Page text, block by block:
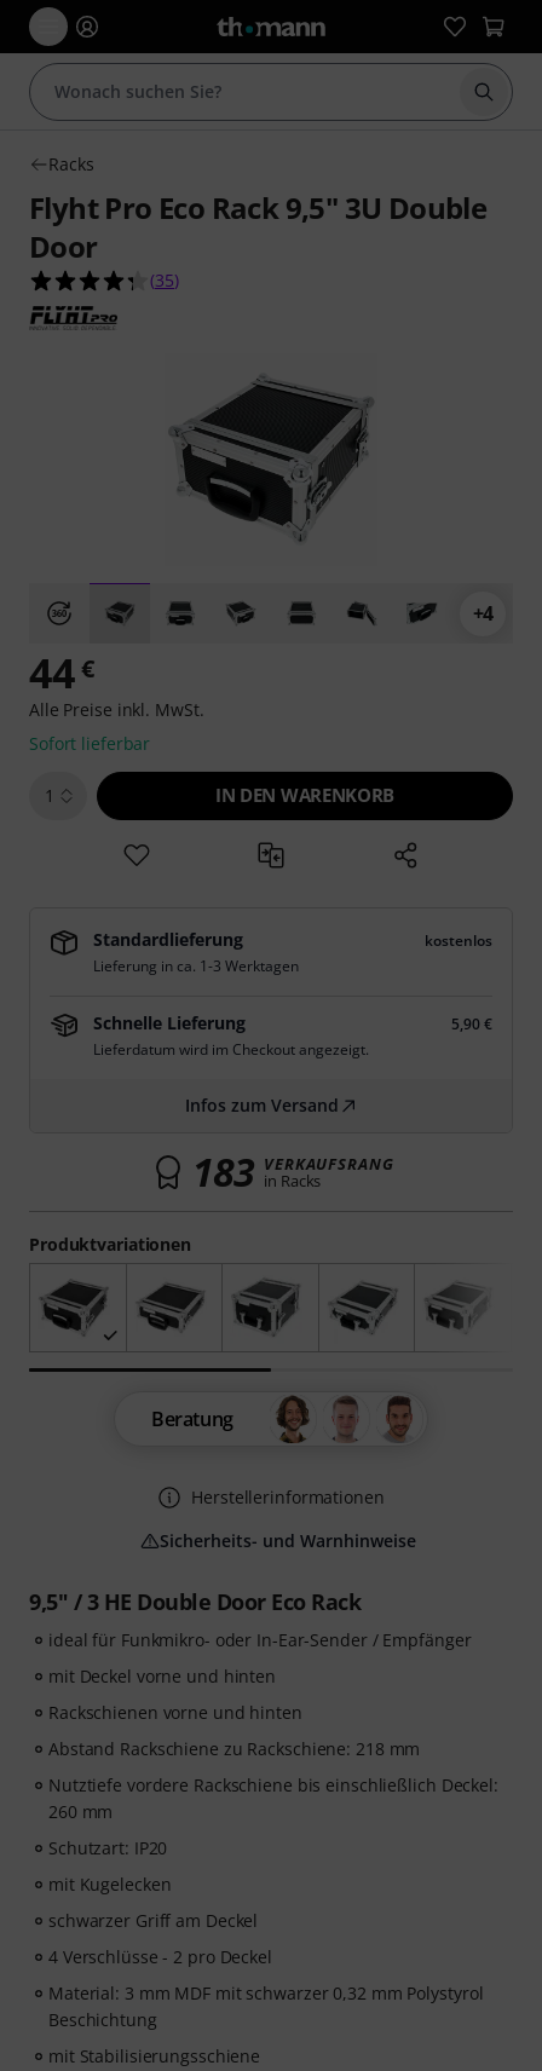
Suche
Racks
Flyht Pro Eco Rack 9,5" 3U Double
Door
4.3 von 5 Sternen aus 35 Kundenbewertungen
(35)
+4
9,5" / 3 HE Double Door Eco Rack
ideal für Funkmikro- oder In-Ear-Sender / Empfänger
mit Deckel vorne und hinten
Rackschienen vorne und hinten
Abstand Rackschiene zu Rackschiene: 218 mm
Nutztiefe vordere Rackschiene bis einschließlich Deckel:
260 mm
Schutzart: IP20
mit Kugelecken
schwarzer Griff am Deckel
4 Verschlüsse - 2 pro Deckel
Material: 3 mm MDF mit schwarzer 0,32 mm Polystyrol
Beschichtung
mit Stabilisierungsschiene
Produktvariationen
44€
Alle Preise inkl. MwSt.
Sofort lieferbar
1 IN DEN WARENKORB
Standardlieferung
kostenlos
Lieferung in ca. 1-3 Werktagen
Schnelle Lieferung
5,90 €
Lieferdatum wird im Checkout angezeigt.
Infos zum Versand
183 VERKAUFSRANG
in Racks
Beratung
Herstellerinformationen
Sicherheits- und Warnhinweise